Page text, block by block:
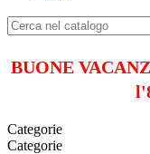
BUONE
Categorie
Categorie